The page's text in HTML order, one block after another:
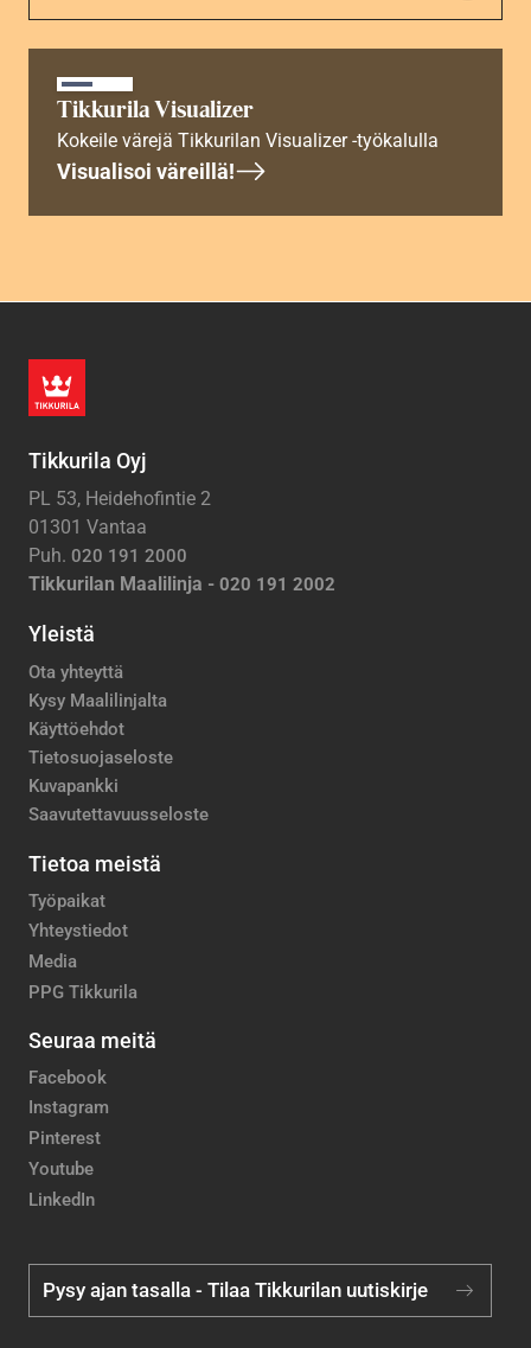
Tikkurila Visualizer
Kokeile värejä Tikkurilan Visualizer -työkalulla
Visualisoi väreillä!
Tikkurila Oyj
PL 53, Heidehofintie 2
01301 Vantaa
Puh. 020 191 2000
Tikkurilan Maalilinja - 020 191 2002
Yleistä
Ota yhteyttä
Kysy Maalilinjalta
Käyttöehdot
Tietosuojaseloste
Kuvapankki
Saavutettavuusseloste
Tietoa meistä
Työpaikat
Yhteystiedot
Media
PPG Tikkurila
Seuraa meitä
Facebook
Instagram
Pinterest
Youtube
LinkedIn
Pysy ajan tasalla - Tilaa Tikkurilan uutiskirje